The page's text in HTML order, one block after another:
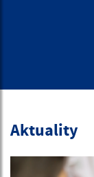
Aktuality